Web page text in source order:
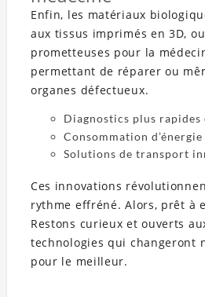
Enfin, les matériaux
aux tissus imprimés en 3D,
prometteuses pour la
permettant de réparer ou
organes défectueux.
Diagnostics plus rapides
Consommation
Solutions de transport
Ces innovations
rythme effréné. Alors, prêt à
Restons curieux et ouverts
technologies qui changeront
pour le meilleur.